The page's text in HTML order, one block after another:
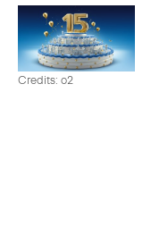
Credits: o2